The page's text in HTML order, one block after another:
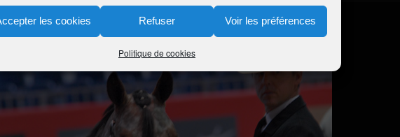
les cookies Refuser Voir les préférences
Politique de cookies